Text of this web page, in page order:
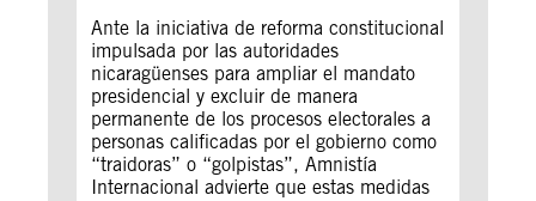
Ante la iniciativa de reforma constitucional
impulsada por las autoridades
nicaragüenses para ampliar el mandato
presidencial y excluir de manera
permanente de los procesos electorales a
personas calificadas por el gobierno como
“traidoras” o “golpistas”, Amnistía
Internacional advierte que estas medidas